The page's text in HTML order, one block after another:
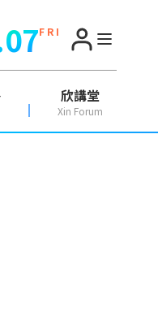
F R I
欣講堂
Xin Forum